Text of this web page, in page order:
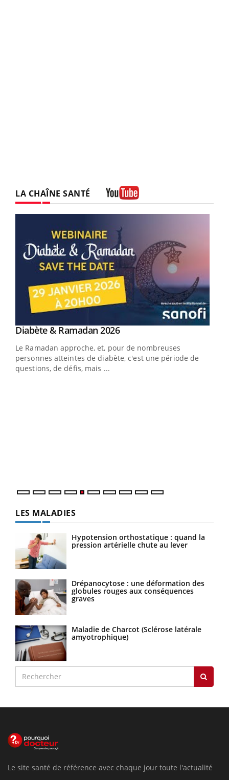
LA CHAÎNE SANTÉ
Youtube
Diabète & Ramadan 2026Youtube
Le Ramadan approche, et, pour de nombreuses
personnes atteintes de diabète, c'est une période de
questions, de défis, mais ...
LES MALADIES
Hypotension orthostatique : quand la
pression artérielle chute au lever
Drépanocytose : une déformation des
globules rouges aux conséquences
graves
Maladie de Charcot (Sclérose latérale
amyotrophique)
Le site santé de référence avec chaque jour toute l'actualité